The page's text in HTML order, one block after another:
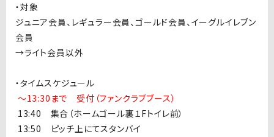
・対象
ジュニア会員、レギュラー会員、ゴールド会員、イーグルイレブン
会員
→ライト会員以外
・タイムスケジュール
〜13:30 まで 受付（ファンクラブブース）
13:40 集合（ホームゴール裏１Fトイレ前）
13:50 ピッチ上にてスタンバイ